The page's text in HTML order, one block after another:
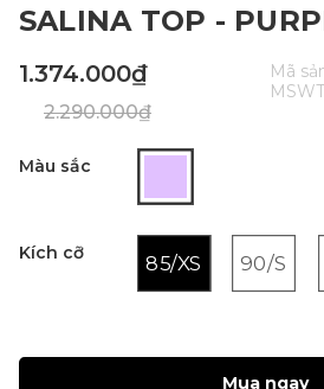
SALINA TOP -
1.374.000₫
2.290.000₫
Mã
Màu sắc
Kích cỡ 85/XS 90/S
Mua ngay